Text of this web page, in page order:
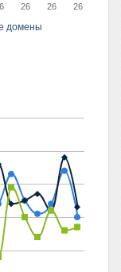
домены
26 26 26